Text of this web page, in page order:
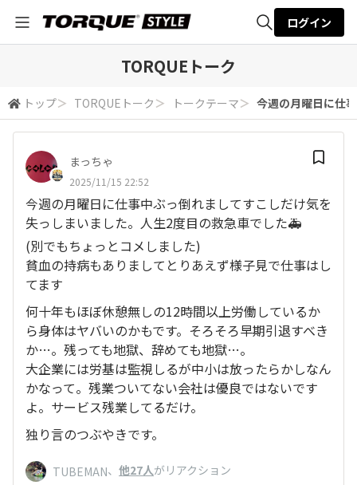
検索
ログイン
TORQUEトーク
トップ＞ TORQUEトーク ＞ トークテーマ＞ 今週の月曜日に仕
まっちゃ
2025/11/15 22:52
今週の月曜日に仕事中ぶっ倒れましてすこしだけ気を
失っしまいました。人生2度目の救急車でした🚑️
(別でもちょっとコメしました)
貧血の持病もありましてとりあえず様子見で仕事はし
てます
何十年もほぼ休憩無しの12時間以上労働しているか
ら身体はヤバいのかもです。そろそろ早期引退すべき
か…。残っても地獄、辞めても地獄…。
大企業には労基は監視しるが中小は放ったらかしなん
かなって。残業ついてない会社は優良ではないです
よ。サービス残業してるだけ。
独り言のつぶやきです。
TUBEMAN、 他27人がリアクション